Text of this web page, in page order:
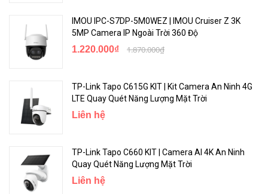
IMOU IPC-S7DP-5M0WEZ | IMOU Cruiser Z 3K
5MP Camera IP Ngoài Trời 360 Độ
1.220.000₫ 1.870.000₫
TP-Link Tapo C615G KIT | Kit Camera An Ninh 4G
LTE Quay Quét Năng Lượng Mặt Trời
Liên hệ
TP-Link Tapo C660 KIT | Camera AI 4K An Ninh
Quay Quét Năng Lượng Mặt Trời
Liên hệ